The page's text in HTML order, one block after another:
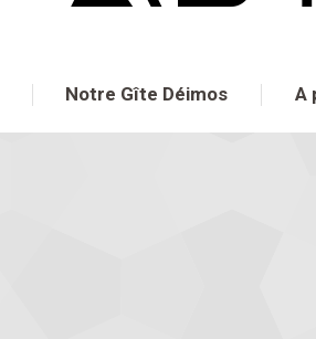
Notre Gîte Déimos A